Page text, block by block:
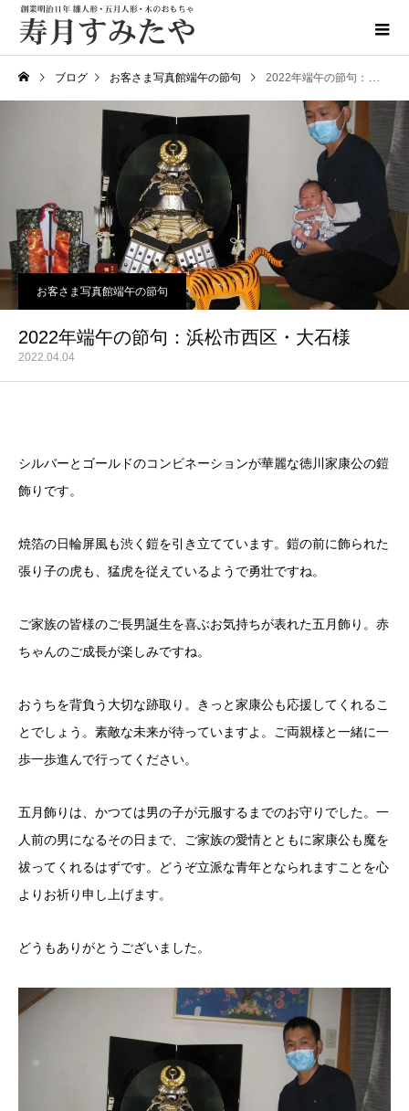
ブログ お客さま写真館端午の節句 2022年端午の節句：浜松市西区・大石様
お客さま写真館端午の節句
2022年端午の節句：浜松市西区・大石様
2022.04.04
シルバーとゴールドのコンビネーションが華麗な徳川家康公の鎧
飾りです。
焼箔の日輪屏風も渋く鎧を引き立てています。鎧の前に飾られた
張り子の虎も、猛虎を従えているようで勇壮ですね。
ご家族の皆様のご長男誕生を喜ぶお気持ちが表れた五月飾り。赤
ちゃんのご成長が楽しみですね。
おうちを背負う大切な跡取り。きっと家康公も応援してくれるこ
とでしょう。素敵な未来が待っていますよ。ご両親様と一緒に一
歩一歩進んで行ってください。
五月飾りは、かつては男の子が元服するまでのお守りでした。一
人前の男になるその日まで、ご家族の愛情とともに家康公も魔を
祓ってくれるはずです。どうぞ立派な青年となられますことを心
よりお祈り申し上げます。
どうもありがとうございました。